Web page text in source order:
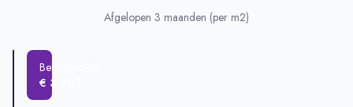
€ 518.333
Wedde
Vriescheloo
Winschoten
Afgelopen 3 maanden (per m2)
Bellingwolde
€ 3.402